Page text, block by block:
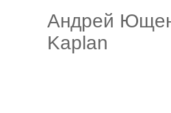
Андрей
Kaplan